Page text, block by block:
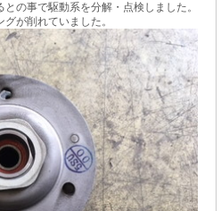
の事で駆動系を分解・点検しました。
が削れていました。